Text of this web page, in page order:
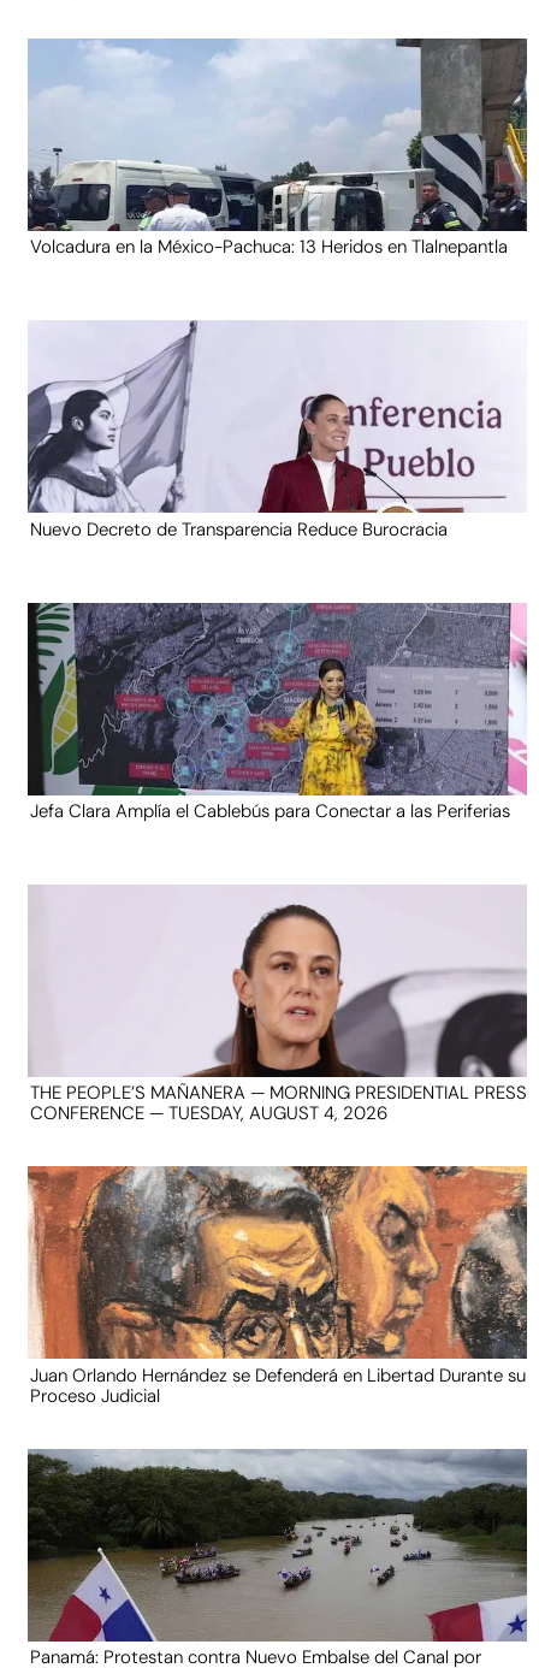
Volcadura en la México-Pachuca: 13 Heridos en Tlalnepantla
Nuevo Decreto de Transparencia Reduce Burocracia
Jefa Clara Amplía el Cablebús para Conectar a las Periferias
THE PEOPLE’S MAÑANERA — MORNING PRESIDENTIAL PRESS
CONFERENCE — TUESDAY, AUGUST 4, 2026
Juan Orlando Hernández se Defenderá en Libertad Durante su
Proceso Judicial
Panamá: Protestan contra Nuevo Embalse del Canal por